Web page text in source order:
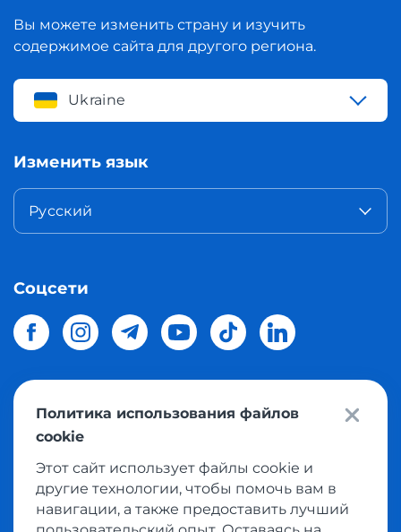
Вы можете изменить страну и изучить
содержимое сайта для другого региона.
Ukraine
Изменить язык
Русский
Соцсети
© 2026 Meest Shoppingдоставка покупок с интернет
магазинов мира в Украину.
Политика конфиденциальности
Публичная оферта
Политика использования файлов
cookie
Этот сайт использует файлы cookie и
другие технологии, чтобы помочь вам в
навигации, а также предоставить лучший